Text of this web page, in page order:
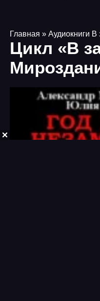
Главная » Аудиокниги В
Цикл «В